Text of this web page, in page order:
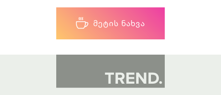
ᲛᲔᲢᲘᲡ ᲜᲐᲮᲕᲐ